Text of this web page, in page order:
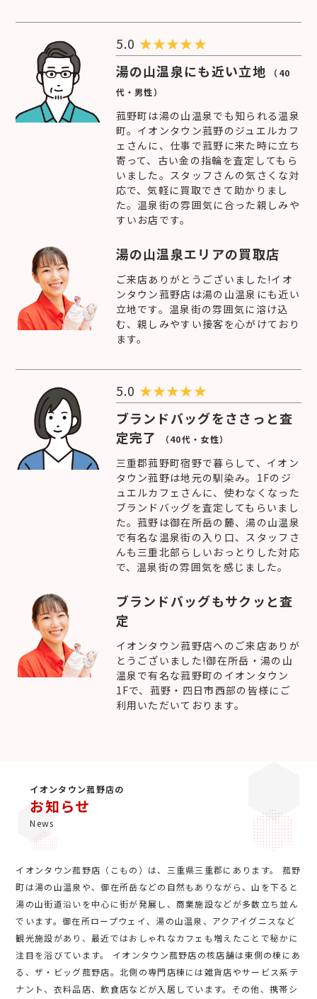
5.0 ★★★★★
湯の山温泉にも近い立地 （40
代・男性）
菰野町は湯の山温泉でも知られる温泉
町。イオンタウン菰野のジュエルカフ
ェさんに、仕事で菰野に来た時に立ち
寄って、古い金の指輪を査定してもら
いました。スタッフさんの気さくな対
応で、気軽に買取できて助かりまし
た。温泉街の雰囲気に合った親しみや
すいお店です。
湯の山温泉エリアの買取店
ご来店ありがとうございました!イオ
ンタウン菰野店は湯の山温泉にも近い
立地です。温泉街の雰囲気に溶け込
む、親しみやすい接客を心がけており
ます。
5.0 ★★★★★
ブランドバッグをささっと査
定完了
（40代・女性）
三重郡菰野町宿野で暮らして、イオン
タウン菰野は地元の馴染み。1Fのジ
ュエルカフェさんに、使わなくなった
ブランドバッグを査定してもらいまし
た。菰野は御在所岳の麓、湯の山温泉
で有名な温泉街の入り口、スタッフさ
んも三重北部らしいおっとりした対応
で、温泉街の雰囲気を感じました。
ブランドバッグもサクッと査
定
イオンタウン菰野店へのご来店ありが
とうございました!御在所岳・湯の山
温泉で有名な菰野町のイオンタウン
1Fで、菰野・四日市西部の皆様にご
利用いただいております。
イオンタウン菰野店の
お知らせ
News
イオンタウン菰野店（こもの）は、三重県三重郡にあります。 菰野
町は湯の山温泉や、御在所岳などの自然もありながら、山を下ると
湯の山街道沿いを中心に街が発展し、商業施設などが多数立ち並ん
でいます。御在所ロープウェイ、湯の山温泉、アクアイグニスなど
観光施設があり、最近ではおしゃれなカフェも増えたことで秘かに
注目を浴びています。 イオンタウン菰野店の核店舗は東側の棟にあ
る、ザ・ビッグ菰野店。北側の専門店棟には雑貨店やサービス系テ
ナント、衣料品店、飲食店などが入居しています。その他、携帯シ